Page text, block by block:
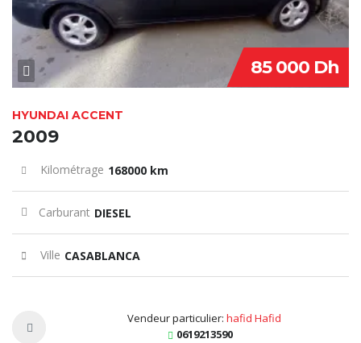
85 000 Dh
HYUNDAI ACCENT
2009
Kilométrage 168000 km
Carburant DIESEL
Ville CASABLANCA
Vendeur particulier: hafid Hafid
0619213590